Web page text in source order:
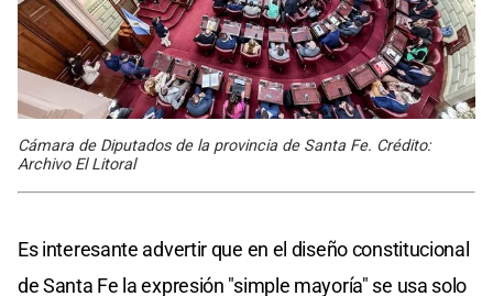
Cámara de Diputados de la provincia de Santa Fe. Crédito:
Archivo El Litoral
Es interesante advertir que en el diseño constitucional
de Santa Fe la expresión "simple mayoría" se usa solo